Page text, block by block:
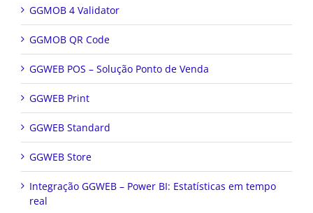
GGMOB 4 Validator
GGMOB QR Code
GGWEB POS – Solução Ponto de Venda
GGWEB Print
GGWEB Standard
GGWEB Store
Integração GGWEB – Power BI: Estatísticas em tempo
real